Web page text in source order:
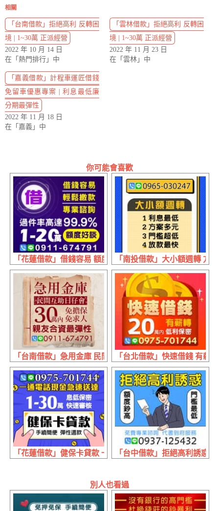
相關
「台南借款」拒絕高利 反轉困
境 | 1~30萬 正派經營
2022 年 10 月 14 日
在「熱門排行」中
「雲林借款」拒絕高利 反轉困
境 | 1~30萬 正派經營
2022 年 11 月 23 日
在「雲林」中
「嘉義借款」計程車運匠借錢
免留車優惠專案 | 利息最低廉
分期最彈性
2022 年 11 月 18 日
在「嘉義」中
你可能會喜歡
「花蓮借款」借錢容易 額度好談 | 1~20萬 專業諮詢輕鬆繳款
「南投借款」大小額週轉 方
「台南借款」急用金庫 民間互助日仔會 | 30萬內 免擔保免
「台北借款」快速借錢 有薪
「花蓮借款」健保卡貸款 一通電話現金急速送達 | 1~30萬
「台中借款」拒絕高利誘惑
別人也看過